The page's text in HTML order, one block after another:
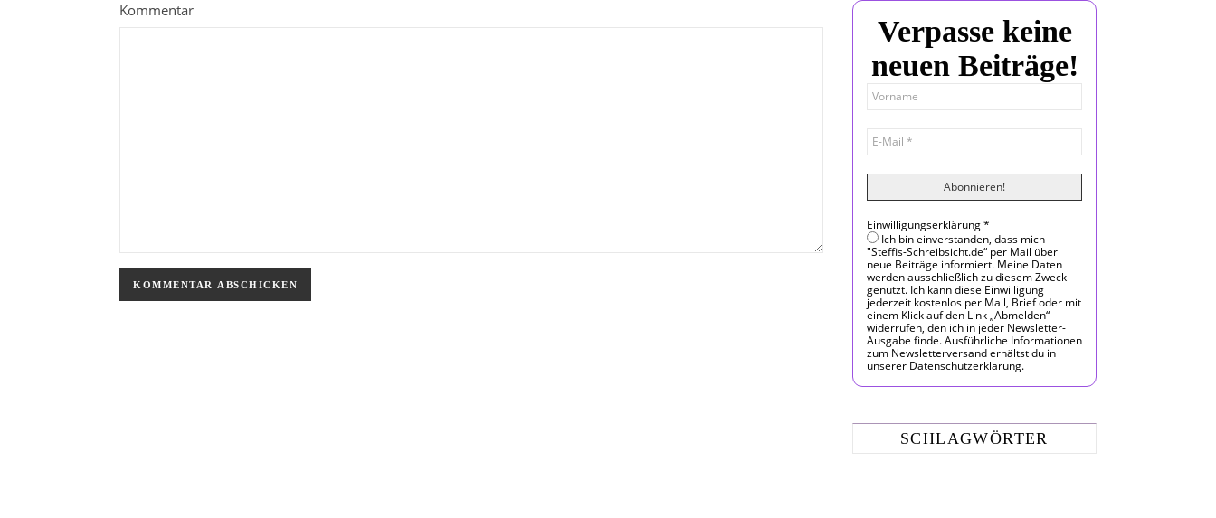
Kommentar
Verpasse keine
neuen Beiträge!
Einwilligungserklärung*
Ich bin einverstanden, dass mich
"Steffis-Schreibsicht.de“ per Mail über
neue Beiträge informiert. Meine Daten
werden ausschließlich zu diesem Zweck
genutzt. Ich kann diese Einwilligung
jederzeit kostenlos per Mail, Brief oder mit
einem Klick auf den Link „Abmelden“
widerrufen, den ich in jeder Newsletter-
Ausgabe finde. Ausführliche Informationen
zum Newsletterversand erhältst du in
unserer Datenschutzerklärung.
SCHLAGWÖRTER